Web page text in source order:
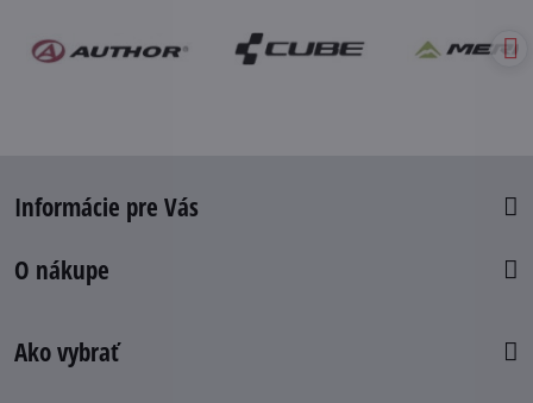
Informácie pre Vás
O nákupe
Ako vybrať